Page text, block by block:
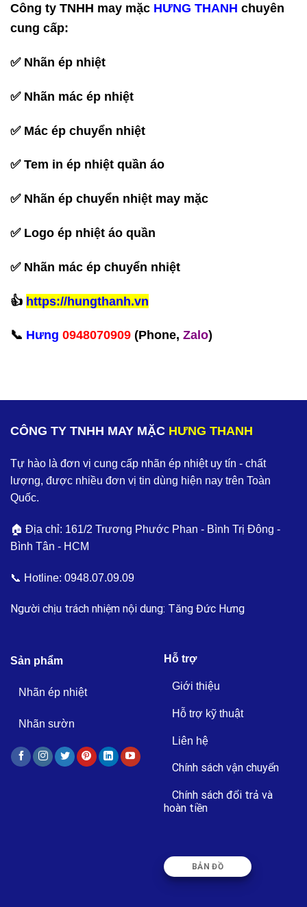
Công ty TNHH may mặc HƯNG THANH chuyên
cung cấp:
✅ Nhãn ép nhiệt
✅ Nhãn mác ép nhiệt
✅ Mác ép chuyển nhiệt
✅ Tem in ép nhiệt quần áo
✅ Nhãn ép chuyển nhiệt may mặc
✅ Logo ép nhiệt áo quần
✅ Nhãn mác ép chuyển nhiệt
‪👍 https://hungthanh.vn
📞 Hưng 0948070909 (Phone, Zalo)‬
CÔNG TY TNHH MAY MẶC HƯNG THANH
Tự hào là đơn vị cung cấp nhãn ép nhiệt uy tín - chất
lượng, được nhiều đơn vị tin dùng hiện nay trên Toàn
Quốc.
🏠 Địa chỉ: 161/2 Trương Phước Phan - Bình Trị Đông -
Bình Tân - HCM
📞 Hotline: 0948.07.09.09
Người chịu trách nhiệm nội dung: Tăng Đức Hưng
Sản phẩm
Nhãn ép nhiệt
Nhãn sườn
Hỗ trợ
Giới thiệu
Hỗ trợ kỹ thuật
Liên hệ
Chính sách vận chuyển
Chính sách đổi trả và
hoàn tiền
BẢN ĐỒ